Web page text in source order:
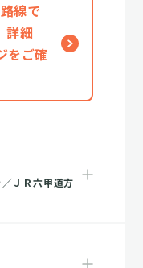
線で
詳細
をご確
ＪＲ六甲道方